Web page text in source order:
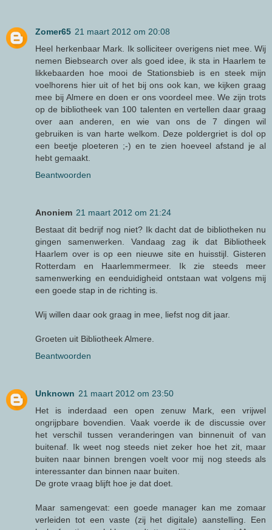
Zomer65 21 maart 2012 om 20:08
Heel herkenbaar Mark. Ik solliciteer overigens niet mee. Wij
nemen Biebsearch over als goed idee, ik sta in Haarlem te
likkebaarden hoe mooi de Stationsbieb is en steek mijn
voelhorens hier uit of het bij ons ook kan, we kijken graag
mee bij Almere en doen er ons voordeel mee. We zijn trots
op de bibliotheek van 100 talenten en vertellen daar graag
over aan anderen, en wie van ons de 7 dingen wil
gebruiken is van harte welkom. Deze poldergriet is dol op
een beetje ploeteren ;-) en te zien hoeveel afstand je al
hebt gemaakt.
Beantwoorden
Anoniem 21 maart 2012 om 21:24
Bestaat dit bedrijf nog niet? Ik dacht dat de bibliotheken nu
gingen samenwerken. Vandaag zag ik dat Bibliotheek
Haarlem over is op een nieuwe site en huisstijl. Gisteren
Rotterdam en Haarlemmermeer. Ik zie steeds meer
samenwerking en eenduidigheid ontstaan wat volgens mij
een goede stap in de richting is.
Wij willen daar ook graag in mee, liefst nog dit jaar.
Groeten uit Bibliotheek Almere.
Beantwoorden
Unknown 21 maart 2012 om 23:50
Het is inderdaad een open zenuw Mark, een vrijwel
ongrijpbare bovendien. Vaak voerde ik de discussie over
het verschil tussen veranderingen van binnenuit of van
buitenaf. Ik weet nog steeds niet zeker hoe het zit, maar
buiten naar binnen brengen voelt voor mij nog steeds als
interessanter dan binnen naar buiten.
De grote vraag blijft hoe je dat doet.
Maar samengevat: een goede manager kan me zomaar
verleiden tot een vaste (zij het digitale) aanstelling. Een